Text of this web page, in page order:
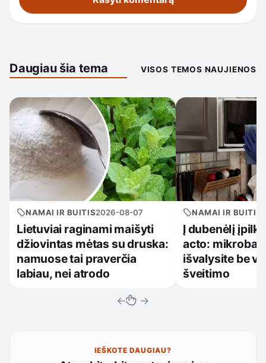
Daugiau šia tema VISOS TEMOS NAUJIENOS
NAMAI IR BUITIS2026-08-07
Lietuviai raginami maišyti
džiovintas mėtas su druska:
namuose tai praverčia
labiau, nei atrodo
NAMAI IR BUITIS
Į dubenėlį
acto:
išvalysite be
šveitimo
← →
IEŠKOTE DAUGIAU?